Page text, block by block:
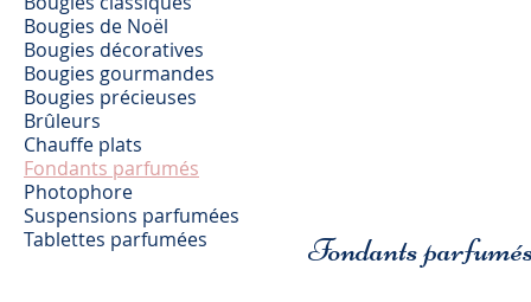
Bougies de Noël
Bougies décoratives
Bougies gourmandes
Bougies précieuses
Brûleurs
Chauffe plats
Fondants parfumés
Photophore
Suspensions parfumées
Tablettes parfumées
Fondants